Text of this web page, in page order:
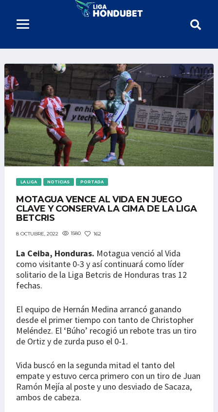
LA LIGA NOTICIAS PORTADA
MOTAGUA VENCE AL VIDA EN JUEGO
CLAVE Y CONSERVA LA CIMA DE LA LIGA
BETCRIS
8 OCTUBRE, 2022 1580 162
La Ceiba, Honduras. Motagua venció al Vida
como visitante 0-3 y así continuará como líder
solitario de la Liga Betcris de Honduras tras 12
fechas.
El equipo de Hernán Medina arrancó ganando
desde el primer tiempo con tanto de Christopher
Meléndez. El ‘Búho’ recogió un rebote tras un tiro
de Ortiz y de zurda puso el 0-1.
Vida buscó en la segunda mitad el tanto del
empate y estuvo cerca primero con un tiro de Juan
Ramón Mejía al poste y uno desviado de Sacaza,
ambos de cabeza.